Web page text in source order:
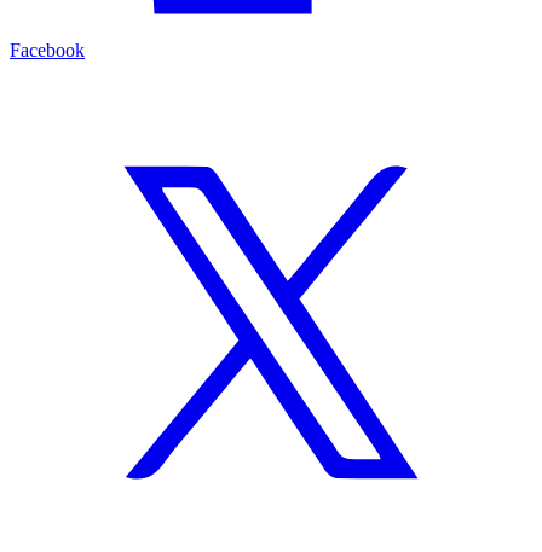
Facebook